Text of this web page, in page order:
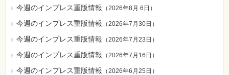
387ページ ●製図、問1の解説文一番下（3刷のみ）
歩行距離で
[正]
【 第4刷にて修正 】
今週のインプレス重版情報 （2026年8月 6日 ）
今週のインプレス重版情報 （2026年7月30日 ）
今週のインプレス重版情報 （2026年7月23日 ）
今週のインプレス重版情報 （2026年7月16日 ）
今週のインプレス重版情報 （2026年6月25日 ）